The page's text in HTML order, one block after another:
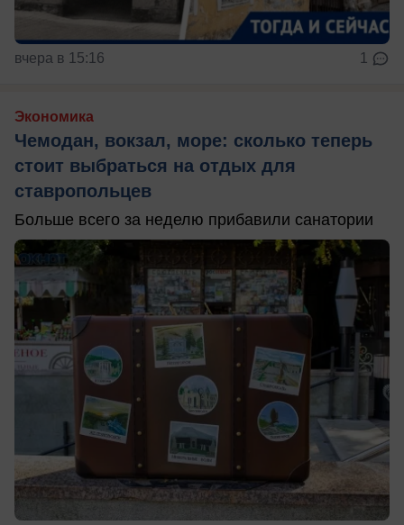
вчера в 15:16 1
Экономика
Чемодан, вокзал, море: сколько теперь
стоит выбраться на отдых для
ставропольцев
Больше всего за неделю прибавили санатории